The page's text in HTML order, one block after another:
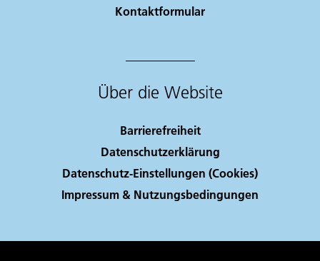
Kontaktformular
Über die Website
Barrierefreiheit
Datenschutzerklärung
Datenschutz-Einstellungen (Cookies)
Impressum & Nutzungsbedingungen